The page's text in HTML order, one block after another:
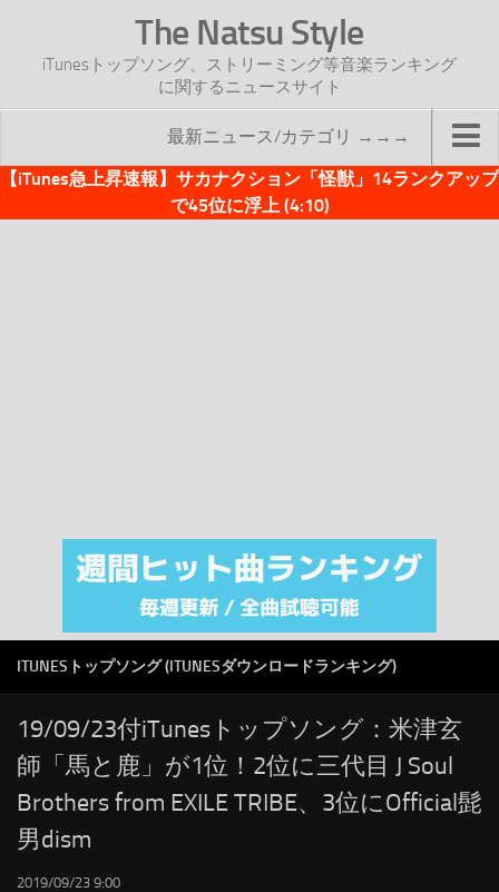
The Natsu Style
iTunesトップソング、ストリーミング等音楽ランキング
に関するニュースサイト
最新ニュース/カテゴリ →→→
TOP
注目カテゴリ
オリジナルiTunes週間トップソング
RSS
LINKS
【iTunes急上昇速報】サカナクション「怪獣」14ランクアップ
で45位に浮上 (4:10)
ITUNESトップソング (ITUNESダウンロードランキング)
19/09/23付iTunesトップソング：米津玄
師「馬と鹿」が1位！2位に三代目 J Soul
Brothers from EXILE TRIBE、3位にOfficial髭
男dism
2019/09/23 9:00